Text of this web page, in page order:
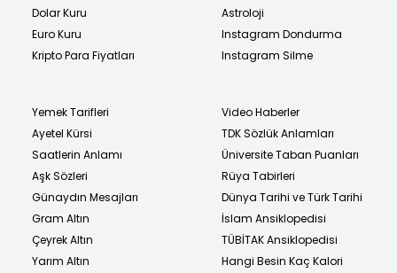
Dolar Kuru
Euro Kuru
Kripto Para Fiyatları
Astroloji
Instagram Dondurma
Instagram Silme
Yemek Tarifleri
Ayetel Kürsi
Saatlerin Anlamı
Aşk Sözleri
Günaydın Mesajları
Gram Altın
Çeyrek Altın
Yarım Altın
Video Haberler
TDK Sözlük Anlamları
Üniversite Taban Puanları
Rüya Tabirleri
Dünya Tarihi ve Türk Tarihi
İslam Ansiklopedisi
TÜBİTAK Ansiklopedisi
Hangi Besin Kaç Kalori